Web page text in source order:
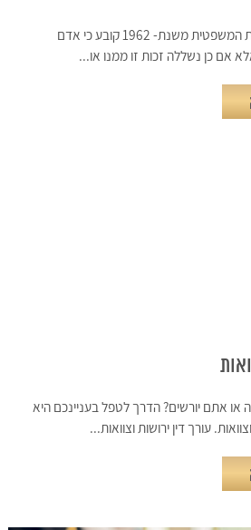
חוק האפוטרופסות והכשרות המשפטית משנת- 1962 קובע כי אדם
אלא אם כן נשללה זכות זו ממנו או...
או אתם יורשים? הדרך לטפל בעניינכם היא
עורך דין ירושות וצוואות...